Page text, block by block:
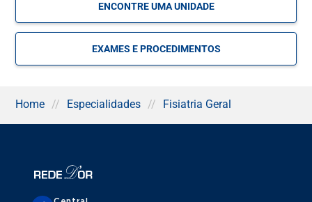
esclerose múltipla e paralisia cerebral;
Recuperação ortopédica: após fraturas, cirurgias
fibromialgia, com foco no controle da dor e na
Síndromes de compressão nervosa: como a síndrome
do túnel do carpo e disfunções na articulação
temporomandibular (ATM);
oncológico;
redução da mobilidade, risco de quedas ou em
ENCONTRE UMA UNIDADE
EXAMES E PROCEDIMENTOS
Home // Especialidades // Fisiatria Geral